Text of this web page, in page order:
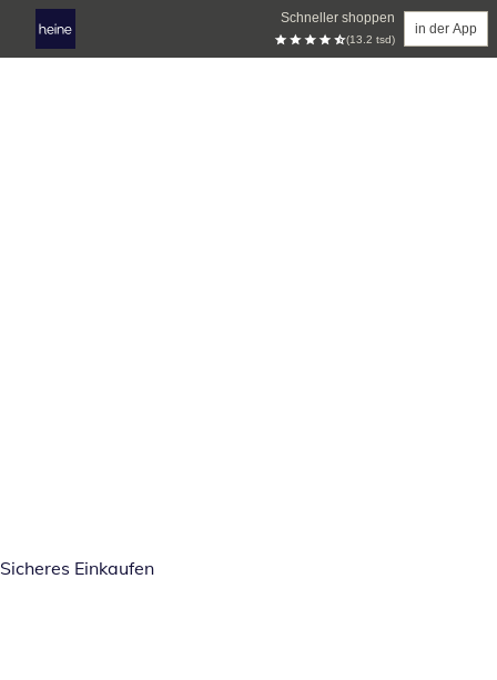
Schneller shoppen
(13.2 tsd)
in der App
Sicheres Einkaufen